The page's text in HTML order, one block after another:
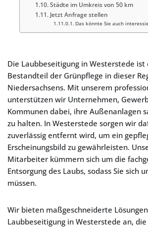
Städte im Umkreis von 50 km
Jetzt Anfrage stellen
Das könnte Sie auch
Die Laubbeseitigung in Westerstede
Bestandteil der Grünpflege in dieser
Niedersachsens. Mit unserem
unterstützen wir Unternehmen,
Kommunen dabei, ihre Außenanlagen
zu halten. In Westerstede sorgen wir
zuverlässig entfernt wird, um ein
Erscheinungsbild zu gewährleisten.
Mitarbeiter kümmern sich um die
Entsorgung des Laubs, sodass Sie sich
müssen.
Wir bieten maßgeschneiderte
Laubbeseitigung in Westerstede an,